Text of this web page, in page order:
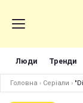
Люди Тренди
Головна › Серіали ›